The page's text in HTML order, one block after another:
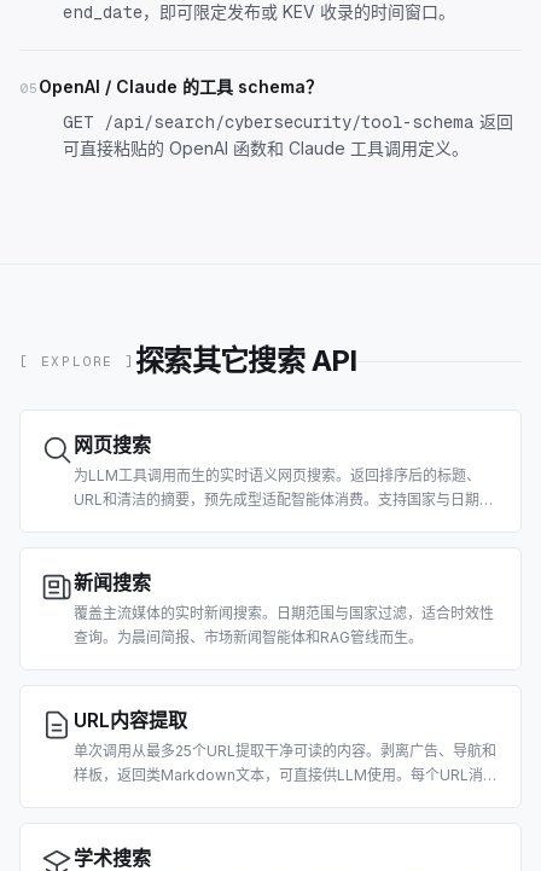
end_date，即可限定发布或 KEV 收录的时间窗口。
05 OpenAI / Claude 的工具 schema？
GET /api/search/cybersecurity/tool-schema 返回
可直接粘贴的 OpenAI 函数和 Claude 工具调用定义。
[ EXPLORE ] 探索其它搜索 API
网页搜索
为LLM工具调用而生的实时语义网页搜索。返回排序后的标题、
URL和清洁的摘要，预先成型适配智能体消费。支持国家与日期过
新闻搜索
覆盖主流媒体的实时新闻搜索。日期范围与国家过滤，适合时效性
查询。为晨间简报、市场新闻智能体和RAG管线而生。
URL内容提取
单次调用从最多25个URL提取干净可读的内容。剥离广告、导航和
样板，返回类Markdown文本，可直接供LLM使用。每个URL消耗
学术搜索